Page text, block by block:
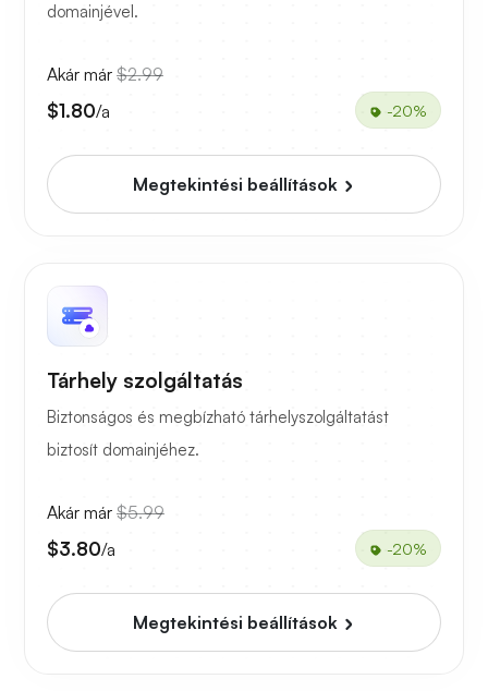
domainjével.
Akár már $2.99
$1.80/a -20%
Megtekintési beállítások
Tárhely szolgáltatás
Biztonságos és megbízható tárhelyszolgáltatást
biztosít domainjéhez.
Akár már $5.99
$3.80/a -20%
Megtekintési beállítások